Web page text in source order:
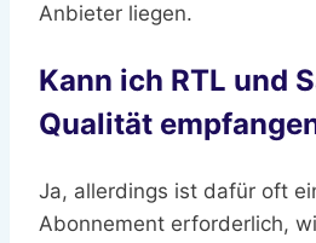
Anbieter liegen.
Kann ich RTL und
Qualität
Ja, allerdings ist dafür oft
Abonnement erforderlich,